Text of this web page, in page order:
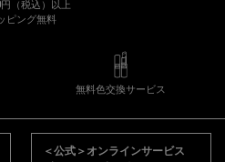
円（税込）以上
ピング無料
無料色交換サービス
＜公式＞オンラインサービス